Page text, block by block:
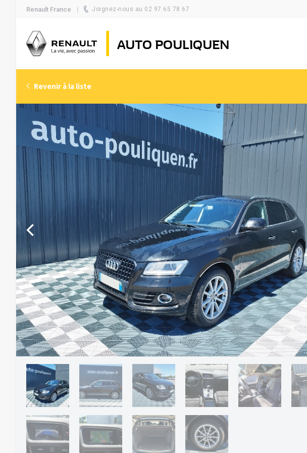
Renault France Joignez-nous au 02 97 65 78 67
AUTO POULIQUEN
Revenir à la liste